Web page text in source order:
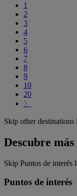
1
2
3
4
5
6
7
8
9
10
20
〉
Skip other destinations
Descubre más
Skip Puntos de interés
Puntos de interés